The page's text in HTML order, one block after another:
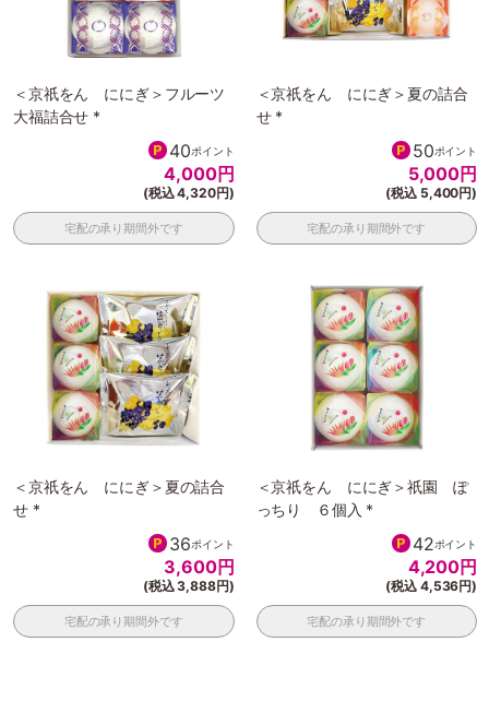
＜京祇をん ににぎ＞フルーツ
大福詰合せ *
40ポイント
4,000円
(税込 4,320円)
宅配の承り期間外です
＜京祇をん ににぎ＞夏の詰合
せ *
50ポイント
5,000円
(税込 5,400円)
宅配の承り期間外です
＜京祇をん ににぎ＞夏の詰合
せ *
36ポイント
3,600円
(税込 3,888円)
宅配の承り期間外です
＜京祇をん ににぎ＞祇園 ぽ
っちり ６個入 *
42ポイント
4,200円
(税込 4,536円)
宅配の承り期間外です